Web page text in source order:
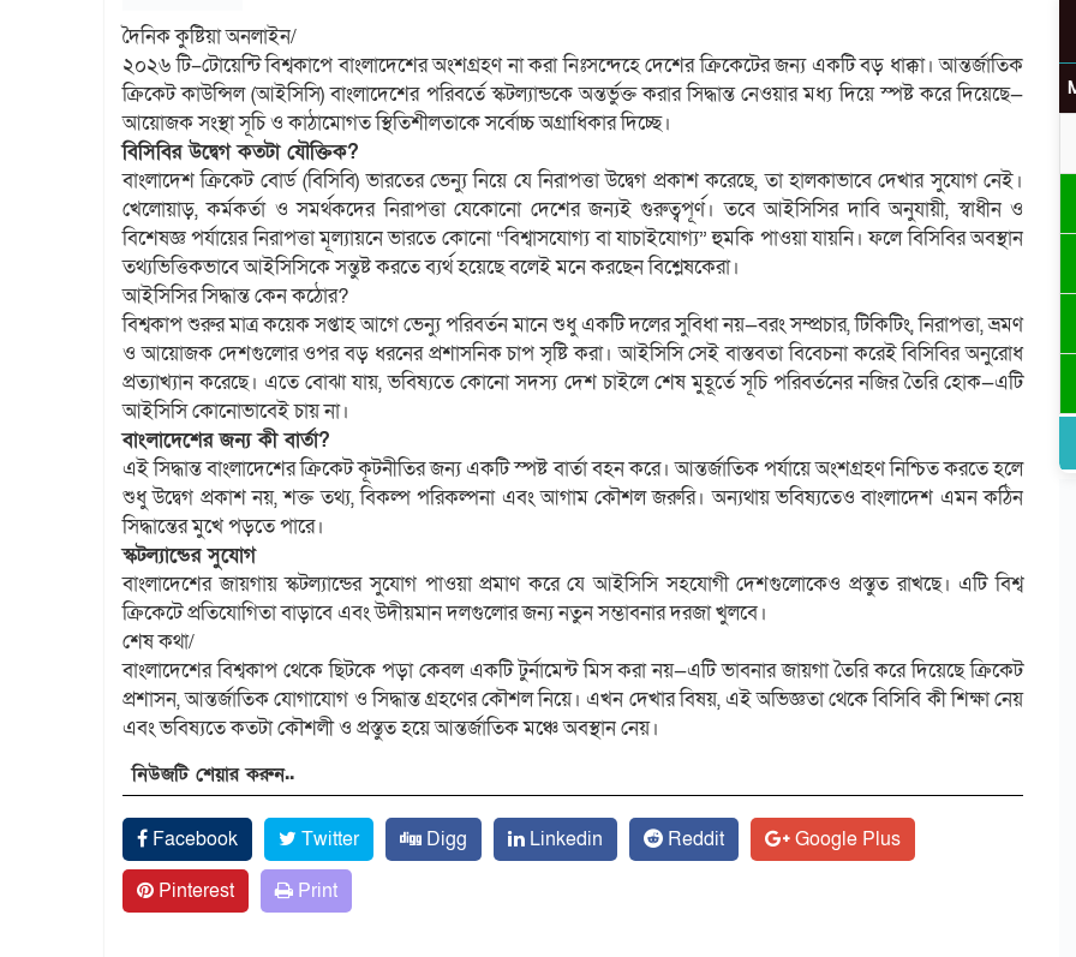
দৈনিক কুষ্টিয়া অনলাইন/
২০২৬ টি–টোয়েন্টি বিশ্বকাপে বাংলাদেশের অংশগ্রহণ না করা নিঃসন্দেহে দেশের ক্রিকেটের জন্য একটি বড় ধাক্কা। আন্তর্জাতিক
ক্রিকেট কাউন্সিল (আইসিসি) বাংলাদেশের পরিবর্তে স্কটল্যান্ডকে অন্তর্ভুক্ত করার সিদ্ধান্ত নেওয়ার মধ্য দিয়ে স্পষ্ট করে দিয়েছে—
আয়োজক সংস্থা সূচি ও কাঠামোগত স্থিতিশীলতাকে সর্বোচ্চ অগ্রাধিকার দিচ্ছে।
বিসিবির উদ্বেগ কতটা যৌক্তিক?
বাংলাদেশ ক্রিকেট বোর্ড (বিসিবি) ভারতের ভেন্যু নিয়ে যে নিরাপত্তা উদ্বেগ প্রকাশ করেছে, তা হালকাভাবে দেখার সুযোগ নেই।
খেলোয়াড়, কর্মকর্তা ও সমর্থকদের নিরাপত্তা যেকোনো দেশের জন্যই গুরুত্বপূর্ণ। তবে আইসিসির দাবি অনুযায়ী, স্বাধীন ও
বিশেষজ্ঞ পর্যায়ের নিরাপত্তা মূল্যায়নে ভারতে কোনো “বিশ্বাসযোগ্য বা যাচাইযোগ্য” হুমকি পাওয়া যায়নি। ফলে বিসিবির অবস্থান
তথ্যভিত্তিকভাবে আইসিসিকে সন্তুষ্ট করতে ব্যর্থ হয়েছে বলেই মনে করছেন বিশ্লেষকেরা।
আইসিসির সিদ্ধান্ত কেন কঠোর?
বিশ্বকাপ শুরুর মাত্র কয়েক সপ্তাহ আগে ভেন্যু পরিবর্তন মানে শুধু একটি দলের সুবিধা নয়—বরং সম্প্রচার, টিকিটিং, নিরাপত্তা, ভ্রমণ
ও আয়োজক দেশগুলোর ওপর বড় ধরনের প্রশাসনিক চাপ সৃষ্টি করা। আইসিসি সেই বাস্তবতা বিবেচনা করেই বিসিবির অনুরোধ
প্রত্যাখ্যান করেছে। এতে বোঝা যায়, ভবিষ্যতে কোনো সদস্য দেশ চাইলে শেষ মুহূর্তে সূচি পরিবর্তনের নজির তৈরি হোক—এটি
আইসিসি কোনোভাবেই চায় না।
বাংলাদেশের জন্য কী বার্তা?
এই সিদ্ধান্ত বাংলাদেশের ক্রিকেট কূটনীতির জন্য একটি স্পষ্ট বার্তা বহন করে। আন্তর্জাতিক পর্যায়ে অংশগ্রহণ নিশ্চিত করতে হলে
শুধু উদ্বেগ প্রকাশ নয়, শক্ত তথ্য, বিকল্প পরিকল্পনা এবং আগাম কৌশল জরুরি। অন্যথায় ভবিষ্যতেও বাংলাদেশ এমন কঠিন
সিদ্ধান্তের মুখে পড়তে পারে।
স্কটল্যান্ডের সুযোগ
বাংলাদেশের জায়গায় স্কটল্যান্ডের সুযোগ পাওয়া প্রমাণ করে যে আইসিসি সহযোগী দেশগুলোকেও প্রস্তুত রাখছে। এটি বিশ্ব
ক্রিকেটে প্রতিযোগিতা বাড়াবে এবং উদীয়মান দলগুলোর জন্য নতুন সম্ভাবনার দরজা খুলবে।
শেষ কথা/
বাংলাদেশের বিশ্বকাপ থেকে ছিটকে পড়া কেবল একটি টুর্নামেন্ট মিস করা নয়—এটি ভাবনার জায়গা তৈরি করে দিয়েছে ক্রিকেট
প্রশাসন, আন্তর্জাতিক যোগাযোগ ও সিদ্ধান্ত গ্রহণের কৌশল নিয়ে। এখন দেখার বিষয়, এই অভিজ্ঞতা থেকে বিসিবি কী শিক্ষা নেয়
এবং ভবিষ্যতে কতটা কৌশলী ও প্রস্তুত হয়ে আন্তর্জাতিক মঞ্চে অবস্থান নেয়।
নিউজটি শেয়ার করুন..
Facebook Twitter Digg Linkedin Reddit
Google Plus
Pinterest
Print